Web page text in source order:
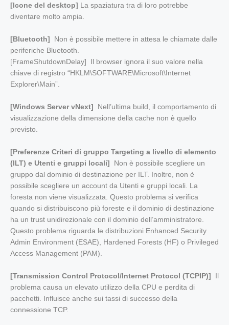
[Icone del desktop] La spaziatura tra di loro potrebbe
diventare molto ampia.
[Bluetooth] Non è possibile mettere in attesa le chiamate dalle
periferiche Bluetooth.
[FrameShutdownDelay] Il browser ignora il suo valore nella
chiave di registro “HKLM\SOFTWARE\Microsoft\Internet
Explorer\Main”.
[Windows Server vNext]
Nell’ultima build, il comportamento di
visualizzazione della dimensione della cache non è quello
previsto.
[Preferenze Criteri di gruppo Targeting a livello di elemento
(ILT) e Utenti e gruppi locali] Non è possibile scegliere un
gruppo dal dominio di destinazione per ILT. Inoltre, non è
possibile scegliere un account da Utenti e gruppi locali. La
foresta non viene visualizzata. Questo problema si verifica
quando si distribuiscono più foreste e il dominio di destinazione
ha un trust unidirezionale con il dominio dell’amministratore.
Questo problema riguarda le distribuzioni Enhanced Security
Admin Environment (ESAE), Hardened Forests (HF) o Privileged
Access Management (PAM).
[Transmission Control Protocol/Internet Protocol (TCPIP)]
Il
problema causa un elevato utilizzo della CPU e perdita di
pacchetti. Influisce anche sui tassi di successo della
connessione TCP.